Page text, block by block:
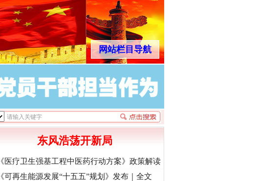
网站栏目导航
东风浩荡开新局
《医疗卫生强基工程中医药行动方案》政策解读
《可再生能源发展“十五五”规划》发布｜全文